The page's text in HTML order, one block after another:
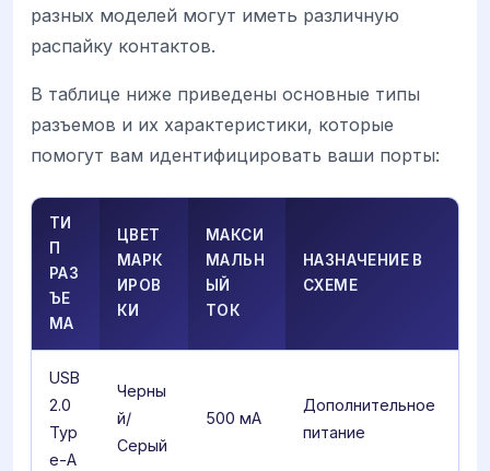
разных моделей могут иметь различную
распайку контактов.
В таблице ниже приведены основные типы
разъемов и их характеристики, которые
помогут вам идентифицировать ваши порты:
ТИ
П
РАЗ
ЪЕ
МА
ЦВЕТ
МАРК
ИРОВ
КИ
МАКСИ
МАЛЬН
ЫЙ
ТОК
НАЗНАЧЕНИЕ В
СХЕМЕ
USB
2.0
Typ
e-A
Черны
й/
Серый
500 мА
Дополнительное
питание